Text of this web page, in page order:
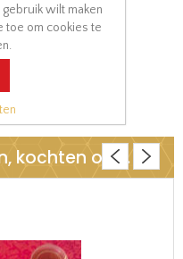
kochten ook..
wilt maken
toe om cookies te